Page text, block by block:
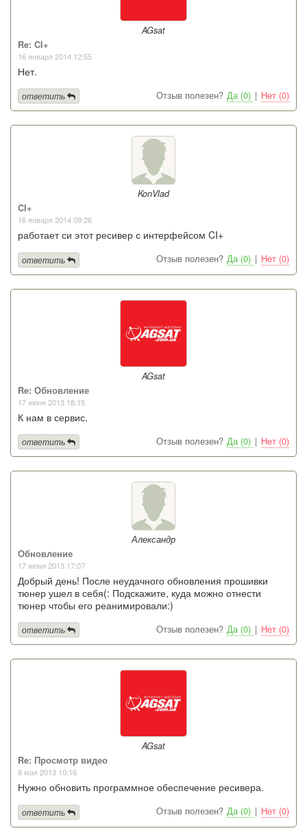
AGsat
Re: CI+
16 января 2014 12:55
Нет.
Отзыв полезен? Да (0) | Нет (0)
ответить
KonVlad
CI+
16 января 2014 09:26
работает си этот ресивер с интерфейсом CI+
Отзыв полезен? Да (0) | Нет (0)
ответить
AGsat
Re: Обновление
17 июня 2013 18:15
К нам в сервис.
Отзыв полезен? Да (0) | Нет (0)
ответить
Александр
Обновление
17 июня 2013 17:07
Добрый день! После неудачного обновления прошивки
тюнер ушел в себя(: Подскажите, куда можно отнести
тюнер чтобы его реанимировали:)
Отзыв полезен? Да (0) | Нет (0)
ответить
AGsat
Re: Просмотр видео
8 мая 2013 10:16
Нужно обновить программное обеспечение ресивера.
Отзыв полезен? Да (0) | Нет (0)
ответить